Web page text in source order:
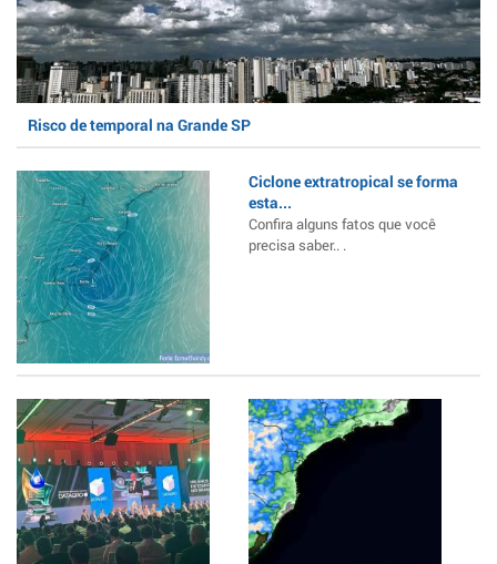
Risco de temporal na Grande SP
Ciclone extratropical se forma
esta...
Confira alguns fatos que você
precisa saber.. .